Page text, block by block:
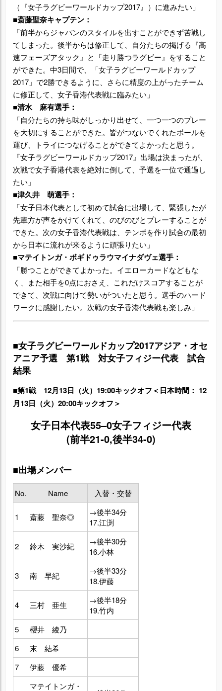
（『女子ラグビーワールドカップ2017』）に進みたい」
■斎藤聖奈キャプテン：
「前半からジャパンのスタイルを出すことができず苦戦し
てしまった。後半からは修正して、自分たちの掲げる『高
速フェーズアタック』と『走り勝つラグビー』をすること
ができた。中3日間で、「女子ラグビーワールドカップ
2017」で2勝できるように、さらに精度の上がったチーム
に修正して、女子香港代表戦に臨みたい」
■清水 麻有選手：
「自分たちの持ち味がしっかり出せて、一つ一つのプレー
を大切にすることができた。皆がつないでくれたボールを
運び、トライにつなげることができてよかったと思う。
『女子ラグビーワールドカップ2017』出場は決まったが、
次戦で女子香港代表を絶対に倒して、予選を一位で通過し
たい」
■津久井 萌選手：
「女子日本代表として初めて試合に出場して、緊張したが
先輩方が声をかけてくれて、のびのびとプレーすることが
できた。次の女子香港代表戦は、テンポを作り試合の最初
から日本に流れが来るように頑張りたい」
■マテイトンガ・ボギドゥラウマイナダヴェ選手：
「勝つことができてよかった。イエローカードなどもな
く、また相手を0点におさえ、これだけスコアすることが
できて、次戦に向けて勢いがついたと思う。選手のハード
ワークに感謝したい。次戦の女子香港代表戦も楽しみ」
■女子ラグビーワールドカップ2017アジア・オセ
アニア予選 第1戦 対女子フィジー代表 試合
結果
■第1戦 12月13日（火）19:00キックオフ＜日本時間： 12
月13日（火）20:00キックオフ＞
女子日本代表55–0女子フィジー代表
(前半21-0,後半34-0)
■出場メンバー
No. Name 入替・交替
1 斎藤 聖奈◎
→後半34分
17.江渕
2 鈴木 実沙紀
→後半30分
16.小林
3 南 早紀
→後半33分
18.伊藤
4 三村 亜生
→後半18分
19.竹内
5
櫻井 綾乃
6
末 結希
7
伊藤 優希
マテイトンガ・